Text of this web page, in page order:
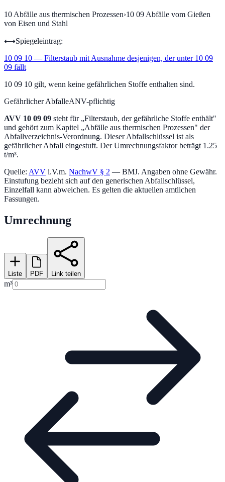
10 Abfälle aus thermischen Prozessen›10 09 Abfälle vom Gießen
von Eisen und Stahl
⟷Spiegeleintrag:
10 09 10 — Filterstaub mit Ausnahme desjenigen, der unter 10 09
09 fällt
10 09 10 gilt, wenn keine gefährlichen Stoffe enthalten sind.
Gefährlicher AbfalleANV-pflichtig
AVV 10 09 09 steht für „Filterstaub, der gefährliche Stoffe enthält"
und gehört zum Kapitel „Abfälle aus thermischen Prozessen" der
Abfallverzeichnis-Verordnung. Dieser Abfallschlüssel ist als
gefährlicher Abfall eingestuft. Der Umrechnungsfaktor beträgt 1.25
t/m³.
Quelle: AVV i.V.m. NachwV § 2 — BMJ. Angaben ohne Gewähr.
Einstufung bezieht sich auf den generischen Abfallschlüssel,
Einzelfall kann abweichen. Es gelten die aktuellen amtlichen
Fassungen.
Umrechnung
Liste PDF Link teilen
m³